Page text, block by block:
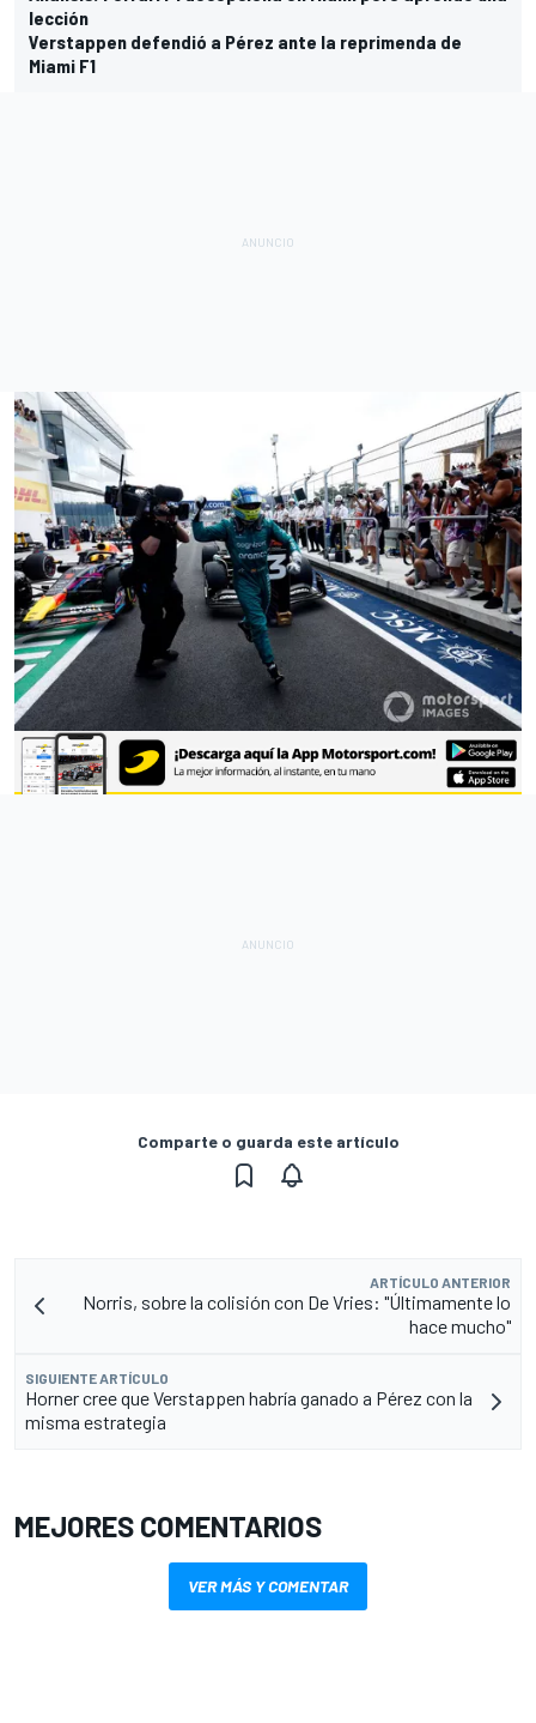
lección
Verstappen defendió a Pérez ante la reprimenda de
Miami F1
Comparte o guarda este artículo
ARTÍCULO ANTERIOR
Norris, sobre la colisión con De Vries: "Últimamente lo
hace mucho"
SIGUIENTE ARTÍCULO
Horner cree que Verstappen habría ganado a Pérez con la
misma estrategia
MEJORES COMENTARIOS
VER MÁS Y COMENTAR